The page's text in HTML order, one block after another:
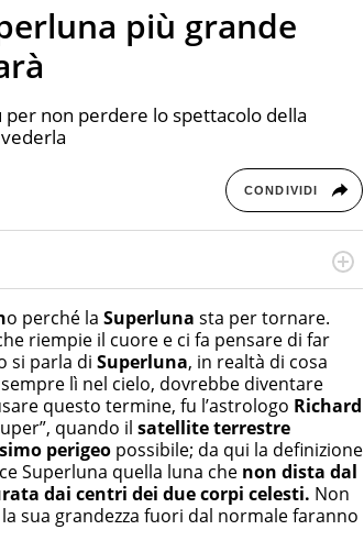
più grande
per non perdere lo spettacolo della
CONDIVIDI
e Google Digital Training su
di contenuti in ottica SEO e dello sviluppo
digitali.
o perché la Superluna sta per tornare.
riempie il cuore e ci fa pensare di far
si parla di Superluna, in realtà di cosa
lì nel cielo, dovrebbe diventare
questo termine, fu l’astrologo Richard
quando il satellite terrestre
perigeo possibile; da qui la definizione
Superluna quella luna che non dista dal
dai centri dei due corpi celesti. Non
sua grandezza fuori dal normale faranno